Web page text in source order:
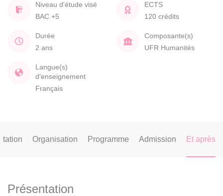
Niveau d'étude visé
BAC +5
ECTS
120 crédits
Durée
2 ans
Composante(s)
UFR Humanités
Langue(s)
d'enseignement
Français
Organisation Programme Admission Et après
Présentation